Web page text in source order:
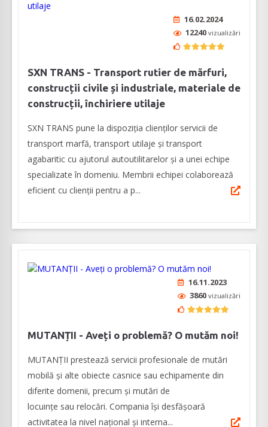
16.02.2024
12240 vizualizări
SXN TRANS - Transport rutier de mărfuri,
construcții civile și industriale, materiale de
construcții, închiriere utilaje
SXN TRANS pune la dispoziția clienților servicii de
transport marfă, transport utilaje și transport
agabaritic cu ajutorul autoutilitarelor și a unei echipe
specializate în domeniu. Membrii echipei colaborează
eficient cu clienții pentru a p...
16.11.2023
3860 vizualizări
MUTANȚII - Aveți o problemă? O mutăm noi!
MUTANȚII prestează servicii profesionale de mutări
mobilă și alte obiecte casnice sau echipamente din
diferite domenii, precum și mutări de
locuințe sau relocări. Compania își desfășoară
activitatea la nivel național și interna...